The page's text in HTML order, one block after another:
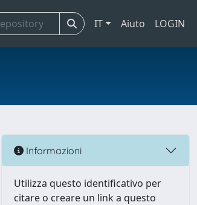
IT Aiuto LOGIN
Informazioni
Utilizza questo identificativo per
citare o creare un link a questo